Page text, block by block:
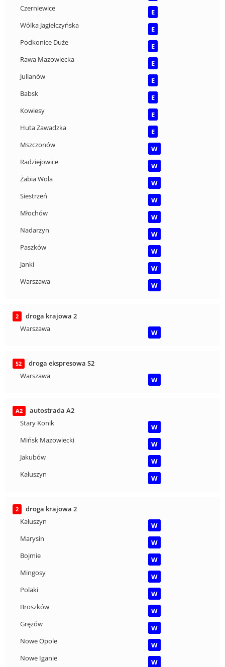
Czerniewice
E
Wólka Jagielczyńska
E
Podkonice Duże
E
Rawa Mazowiecka
E
Julianów
E
Babsk
E
Kowiesy
E
Huta Zawadzka
E
Mszczonów
W
Radziejowice
W
Żabia Wola
W
Siestrzeń
W
Młochów
W
Nadarzyn
W
Paszków
W
Janki
W
Warszawa
W
2
droga krajowa 2
Warszawa
W
S2
droga ekspresowa S2
Warszawa
W
A2
autostrada A2
Stary Konik
W
Mińsk Mazowiecki
W
Jakubów
W
Kałuszyn
W
2
droga krajowa 2
Kałuszyn
W
Marysin
W
Bojmie
W
Mingosy
W
Polaki
W
Broszków
W
Gręzów
W
Nowe Opole
W
Nowe Iganie
W